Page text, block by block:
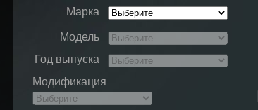
Марка
Модель
Год выпуска
Модификация